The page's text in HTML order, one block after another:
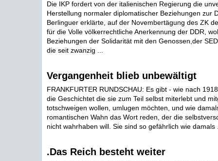
Die IKP fordert von der italienischen Regierung die
Herstellung normaler diplomatischer Beziehungen zur
Berlinguer erklärte, auf der Novembertägung des ZK
für die Volle völkerrechtliche Anerkennung der DDR,
Beziehungen der Solidarität mit den Genossen,der
die seit zwanzig ...
Vergangenheit blieb unbewältigt
FRANKFURTER RUNDSCHAU: Es gibt - wie nach
die Geschichtet die sie zum Teil selbst miterlebt und
totschweigen wollen, umlugen möchten, und wie
romantischen Wahn das Wort reden, der die
nicht wahrhaben will. Sie sind so gefährlich wie damals
.Das Reich besteht weiter